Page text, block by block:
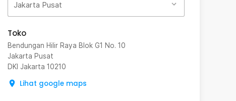
Jakarta Pusat
Toko
Bendungan Hilir Raya Blok G1 No. 10
Jakarta Pusat
DKI Jakarta 10210
Lihat google maps